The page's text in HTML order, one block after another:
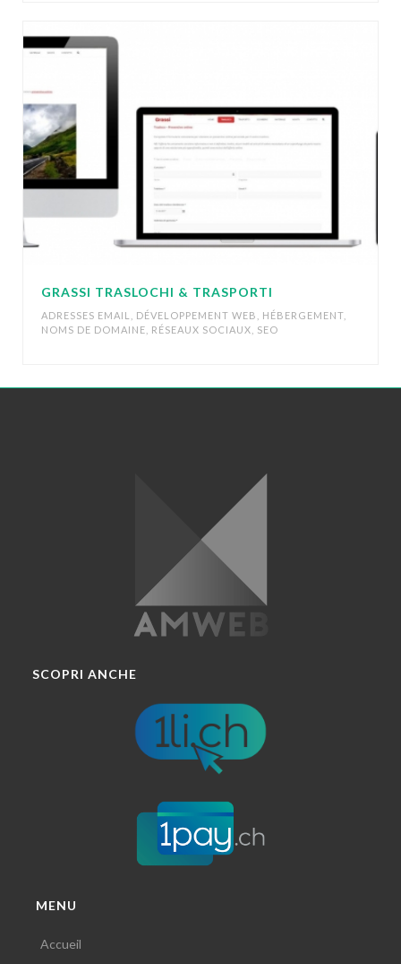
GRASSI TRASLOCHI & TRASPORTI
ADRESSES EMAIL DÉVELOPPEMENT WEB HÉBERGEMENT
NOMS DE DOMAINE
RÉSEAUX SOCIAUX SEO
SCOPRI ANCHE
MENU
Accueil